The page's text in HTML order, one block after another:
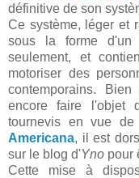
définitive de son
Ce système, léger et
sous la forme
seulement, et
motoriser des
contemporains.
encore faire l'objet
tournevis en vue de
Americana, il est
sur le blog d'Yno pour
Cette mise à